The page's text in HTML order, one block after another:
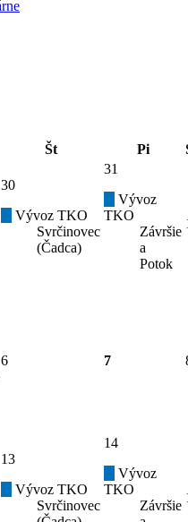
Št Pi
30
Vývoz TKO
Svrčinovec
(Čadca)
31
Vývoz
TKO
Závršie
a
Potok
6 7
13
Vývoz TKO
Svrčinovec
14
Vývoz
TKO
Závršie